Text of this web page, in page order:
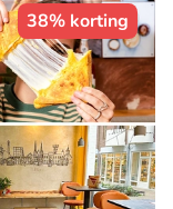
38% korting